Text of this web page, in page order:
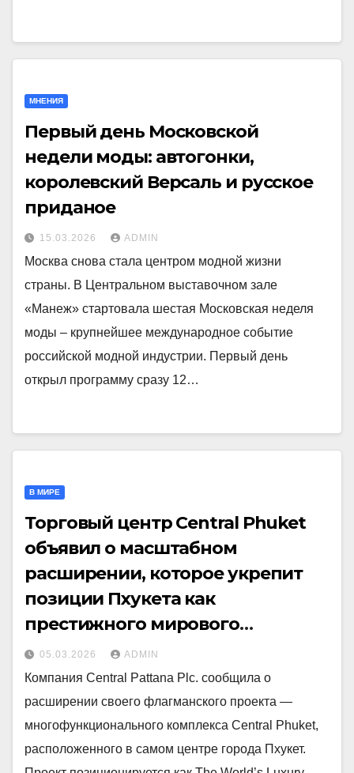
МНЕНИЯ
Первый день Московской
недели моды: автогонки,
королевский Версаль и русское
приданое
15.03.2026 ADMIN
Москва снова стала центром модной жизни
страны. В Центральном выставочном зале
«Манеж» стартовала шестая Московская неделя
моды – крупнейшее международное событие
российской модной индустрии. Первый день
открыл программу сразу 12…
В МИРЕ
Торговый центр Central Phuket
объявил о масштабном
расширении, которое укрепит
позиции Пхукета как
престижного мирового
островного направления
05.03.2026 ADMIN
Компания Central Pattana Plc. сообщила о
расширении своего флагманского проекта —
многофункционального комплекса Central Phuket,
расположенного в самом центре города Пхукет.